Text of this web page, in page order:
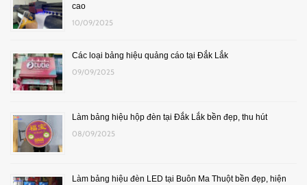
cao
10/09/2025
Các loại bảng hiệu quảng cáo tại Đắk Lắk
09/09/2025
Làm bảng hiệu hộp đèn tại Đắk Lắk bền đẹp, thu hút
08/09/2025
Làm bảng hiệu đèn LED tại Buôn Ma Thuột bền đẹp, hiện